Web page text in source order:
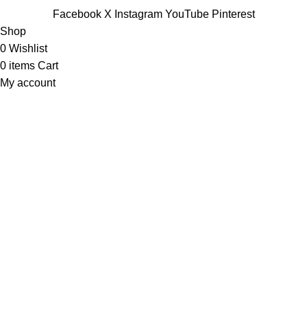
Facebook X Instagram YouTube Pinterest
Shop
0 Wishlist
0 items Cart
My account